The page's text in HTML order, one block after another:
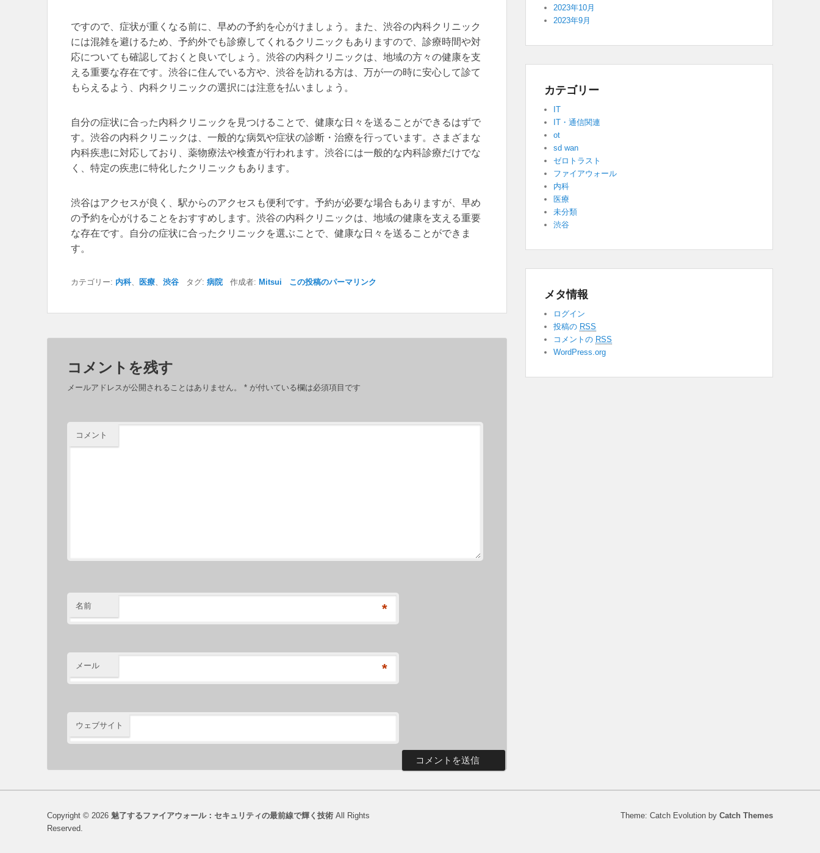
ですので、症状が重くなる前に、早めの予約を心がけましょう。また、渋谷の内科クリニック
には混雑を避けるため、予約外でも診療してくれるクリニックもありますので、診療時間や対
応についても確認しておくと良いでしょう。渋谷の内科クリニックは、地域の方々の健康を支
える重要な存在です。渋谷に住んでいる方や、渋谷を訪れる方は、万が一の時に安心して診て
もらえるよう、内科クリニックの選択には注意を払いましょう。
自分の症状に合った内科クリニックを見つけることで、健康な日々を送ることができるはずで
す。渋谷の内科クリニックは、一般的な病気や症状の診断・治療を行っています。さまざまな
内科疾患に対応しており、薬物療法や検査が行われます。渋谷には一般的な内科診療だけでな
く、特定の疾患に特化したクリニックもあります。
渋谷はアクセスが良く、駅からのアクセスも便利です。予約が必要な場合もありますが、早め
の予約を心がけることをおすすめします。渋谷の内科クリニックは、地域の健康を支える重要
な存在です。自分の症状に合ったクリニックを選ぶことで、健康な日々を送ることができま
す。
カテゴリー: 内科、 医療 渋谷 タグ: 病院 作成者: Mitsui この投稿のパーマリンク
コメントを残す
メールアドレスが公開されることはありません。 * が付いている欄は必須項目です
コメント
名前 *
メール *
ウェブサイト
2023年10月
2023年9月
カテゴリー
IT
IT・通信関連
ot
sd wan
ゼロトラスト
ファイアウォール
内科
医療
未分類
渋谷
メタ情報
ログイン
投稿の RSS
コメントの RSS
WordPress.org
Copyright © 2026 魅了するファイアウォール：セキュリティの最前線で輝く技術 All Rights
Reserved.
Theme: Catch Evolution by Catch Themes